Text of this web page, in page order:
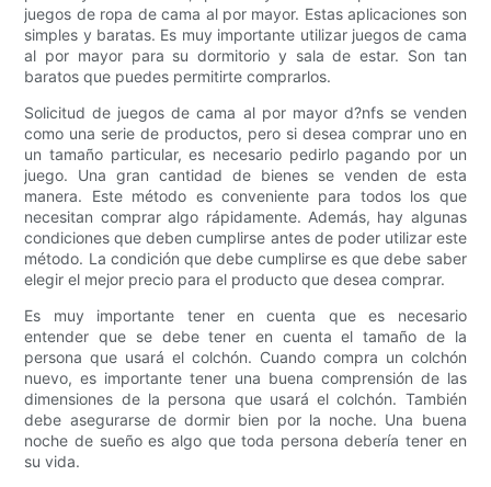
juegos de ropa de cama al por mayor. Estas aplicaciones son
simples y baratas. Es muy importante utilizar juegos de cama
al por mayor para su dormitorio y sala de estar. Son tan
baratos que puedes permitirte comprarlos.
Solicitud de juegos de cama al por mayor d?nfs se venden
como una serie de productos, pero si desea comprar uno en
un tamaño particular, es necesario pedirlo pagando por un
juego. Una gran cantidad de bienes se venden de esta
manera. Este método es conveniente para todos los que
necesitan comprar algo rápidamente. Además, hay algunas
condiciones que deben cumplirse antes de poder utilizar este
método. La condición que debe cumplirse es que debe saber
elegir el mejor precio para el producto que desea comprar.
Es muy importante tener en cuenta que es necesario
entender que se debe tener en cuenta el tamaño de la
persona que usará el colchón. Cuando compra un colchón
nuevo, es importante tener una buena comprensión de las
dimensiones de la persona que usará el colchón. También
debe asegurarse de dormir bien por la noche. Una buena
noche de sueño es algo que toda persona debería tener en
su vida.